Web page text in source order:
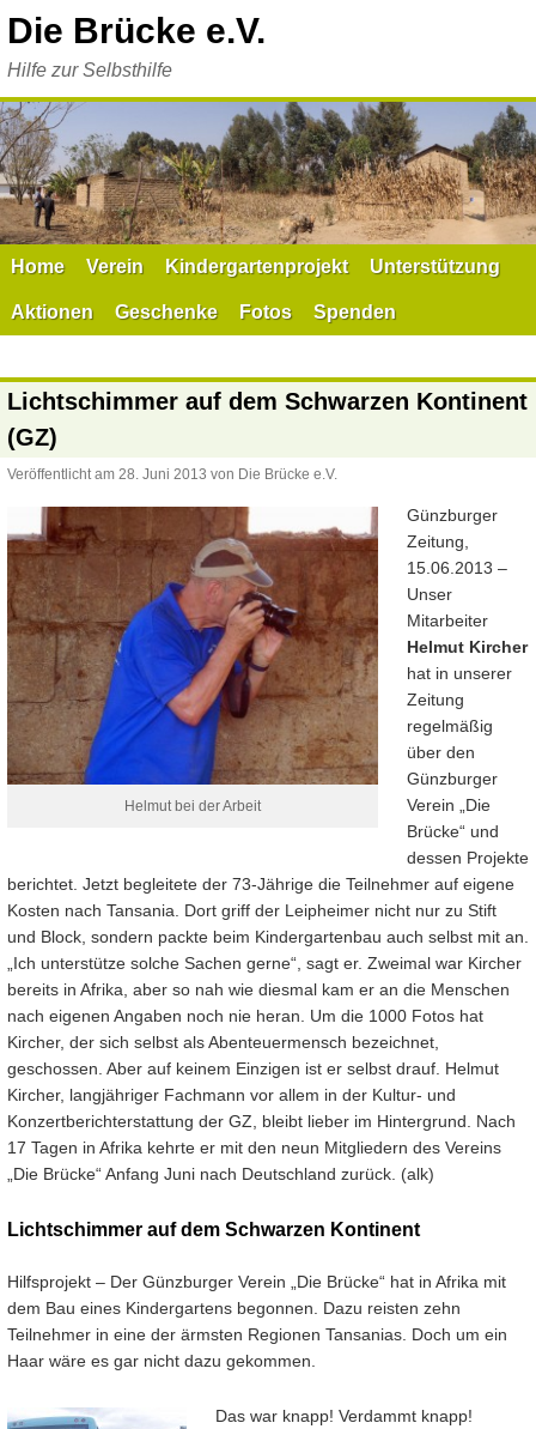
Inhalt
Die Brücke e.V.
Hilfe zur Selbsthilfe
Home Verein Kindergartenprojekt Unterstützung
Aktionen Geschenke Fotos Spenden
Lichtschimmer auf dem Schwarzen Kontinent
(GZ)
Veröffentlicht am 28. Juni 2013 von Die Brücke e.V.
Helmut bei der Arbeit
Günzburger
Zeitung,
15.06.2013 –
Unser
Mitarbeiter
Helmut Kircher
hat in unserer
Zeitung
regelmäßig
über den
Günzburger
Verein „Die
Brücke“ und
dessen Projekte
berichtet. Jetzt begleitete der 73-Jährige die Teilnehmer auf eigene
Kosten nach Tansania. Dort griff der Leipheimer nicht nur zu Stift
und Block, sondern packte beim Kindergartenbau auch selbst mit an.
„Ich unterstütze solche Sachen gerne“, sagt er. Zweimal war Kircher
bereits in Afrika, aber so nah wie diesmal kam er an die Menschen
nach eigenen Angaben noch nie heran. Um die 1000 Fotos hat
Kircher, der sich selbst als Abenteuermensch bezeichnet,
geschossen. Aber auf keinem Einzigen ist er selbst drauf. Helmut
Kircher, langjähriger Fachmann vor allem in der Kultur- und
Konzertberichterstattung der GZ, bleibt lieber im Hintergrund. Nach
17 Tagen in Afrika kehrte er mit den neun Mitgliedern des Vereins
„Die Brücke“ Anfang Juni nach Deutschland zurück. (alk)
Lichtschimmer auf dem Schwarzen Kontinent
Hilfsprojekt – Der Günzburger Verein „Die Brücke“ hat in Afrika mit
dem Bau eines Kindergartens begonnen. Dazu reisten zehn
Teilnehmer in eine der ärmsten Regionen Tansanias. Doch um ein
Haar wäre es gar nicht dazu gekommen.
Das war knapp! Verdammt knapp!